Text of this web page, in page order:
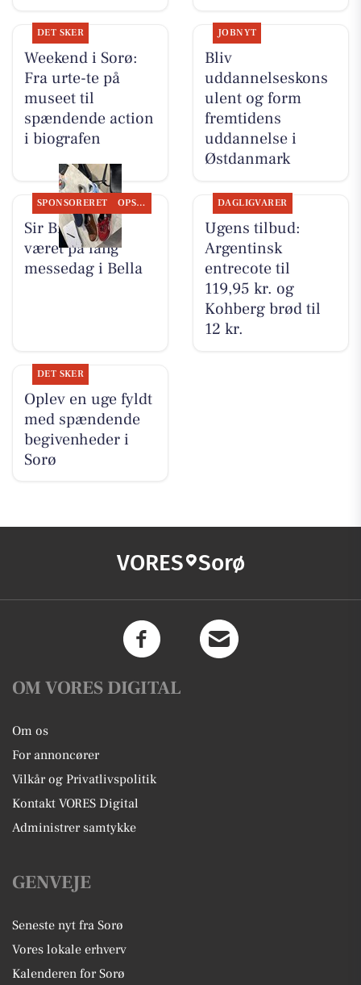
DET SKER
Weekend i Sorø:
Fra urte-te på
museet til
spændende action
i biografen
JOBNYT
Bliv
uddannelseskons
ulent og form
fremtidens
uddannelse i
Østdanmark
SPONSORERET OPSLAGSTAVLEN
Sir Brian har
været på lang
messedag i Bella
DAGLIGVARER
Ugens tilbud:
Argentinsk
entrecote til
119,95 kr. og
Kohberg brød til
12 kr.
DET SKER
Oplev en uge fyldt
med spændende
begivenheder i
Sorø
VORES Sorø
OM VORES DIGITAL
Om os
For annoncører
Vilkår og Privatlivspolitik
Kontakt VORES Digital
Administrer samtykke
GENVEJE
Seneste nyt fra Sorø
Vores lokale erhverv
Kalenderen for Sorø